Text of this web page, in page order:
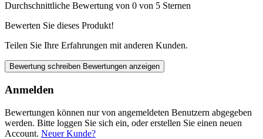
Durchschnittliche Bewertung von 0 von 5 Sternen
Bewerten Sie dieses Produkt!
Teilen Sie Ihre Erfahrungen mit anderen Kunden.
Bewertung schreiben Bewertungen anzeigen
Anmelden
Bewertungen können nur von angemeldeten Benutzern abgegeben
werden. Bitte loggen Sie sich ein, oder erstellen Sie einen neuen
Account. Neuer Kunde?